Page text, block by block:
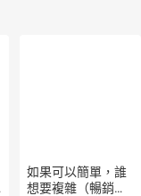
如果可以簡單，誰
想要複雜（暢銷經